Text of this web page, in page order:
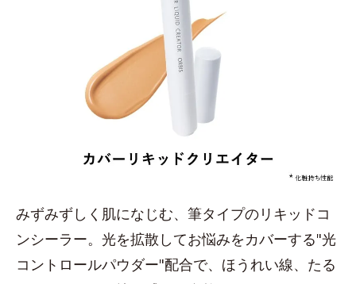
みずみずしく肌になじむ、筆タイプのリキッドコ
ンシーラー。光を拡散してお悩みをカバーする"光
コントロールパウダー"配合で、ほうれい線、たる